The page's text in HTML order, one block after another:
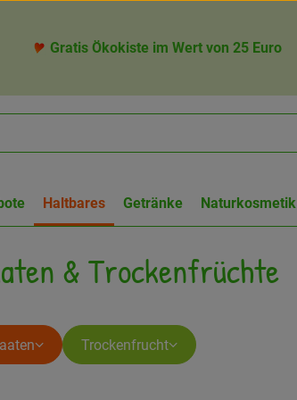
Gratis Ökokiste im Wert von 25 Euro
Haltbares Getränke Naturkosmetik
& Trockenfrüchte
Trockenfrucht